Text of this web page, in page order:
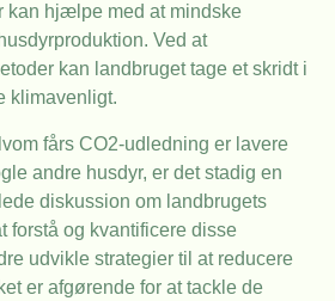
kan hjælpe med at mindske
Ved at
kan landbruget tage et skridt i
klimavenligt.
fårs CO2-udledning er lavere
andre husdyr, er det stadig en
diskussion om landbrugets
forstå og kvantificere disse
udvikle strategier til at reducere
er afgørende for at tackle de